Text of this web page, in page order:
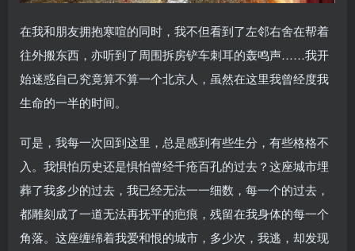
在我和朋友拥抱寒喧的同时，我不但看到了左邻右舍在帮着
往外搬东西，亦听到了周围拆房铲车刺耳的轰鸣声……我开
始迷惑自己究竟算不算一个北京人，虽然在这里我曾经度我
生命的一半的时间。
可是，我每一次回到这里，总是感到有些生分，有些格格不
入。我惧怕历史还是惧怕曾经千疮百孔的过去？这座城市埋
葬了我多少的过去，我已经无法一一细数，每一个的过去，
都雕刻成了一道无法再抚平的疤痕，残留在我身体的每一个
角落。这座缠绵着我爱和恨的城市，多少次，我逃，却发现